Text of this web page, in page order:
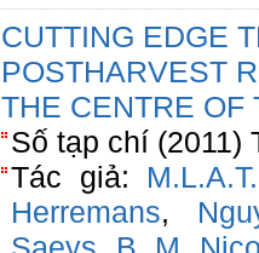
CUTTING EDGE
POSTHARVEST
THE CENTRE OF
Số tạp chí (2011)
Tác giả:
Herremans,